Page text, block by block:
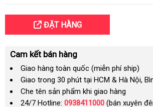
ĐẶT HÀNG
Cam kết bán hàng
Giao hàng toàn quốc (miễn phí ship)
Giao trong 30 phút tại HCM & Hà Nội,
Che tên sản phẩm khi giao hàng
24/7 Hotline: 0938411000 (bán xuyên